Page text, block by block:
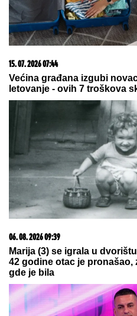
15. 07. 2026 07:44
Većina građana izgubi
letovanje - ovih 7 troškova
06. 08. 2026 09:39
Marija (3) se igrala u
42 godine otac je pronašao,
gde je bila